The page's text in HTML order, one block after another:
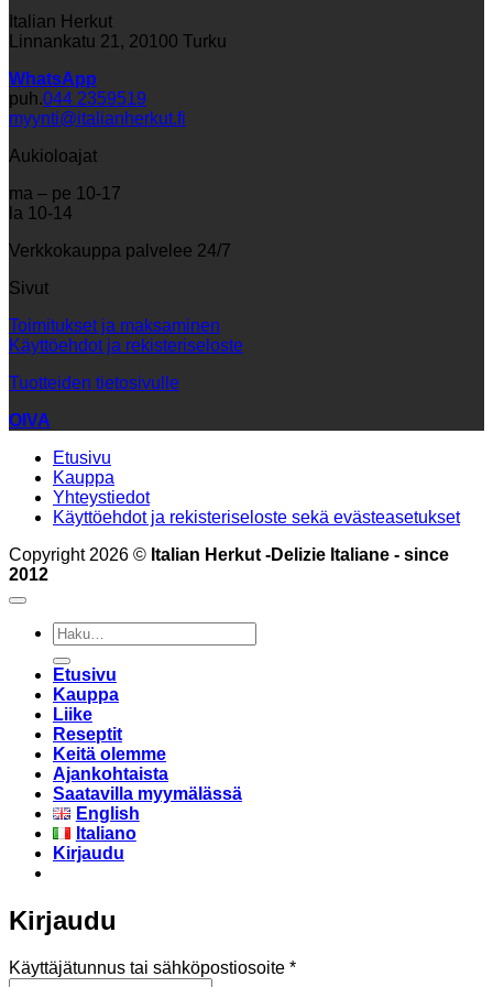
Italian Herkut
Linnankatu 21, 20100 Turku
WhatsApp
puh.044 2359519
myynti@italianherkut.fi
Aukioloajat
ma – pe 10-17
la 10-14
Verkkokauppa palvelee 24/7
Sivut
Toimitukset ja maksaminen
Käyttöehdot ja rekisteriseloste
Tuotteiden tietosivulle
OIVA
Etusivu
Kauppa
Yhteystiedot
Käyttöehdot ja rekisteriseloste sekä evästeasetukset
Copyright 2026 © Italian Herkut -Delizie Italiane - since
2012
Etsi:
Etusivu
Kauppa
Liike
Reseptit
Keitä olemme
Ajankohtaista
Saatavilla myymälässä
English
Italiano
Kirjaudu
Kirjaudu
Käyttäjätunnus tai sähköpostiosoite *Vaaditaan